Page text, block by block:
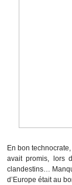
En bon
avait promis, lors
clandestins…
d’Europe était au